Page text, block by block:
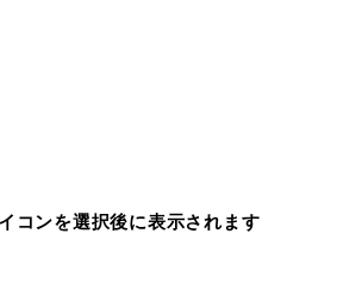
コンを選択後に表示されます